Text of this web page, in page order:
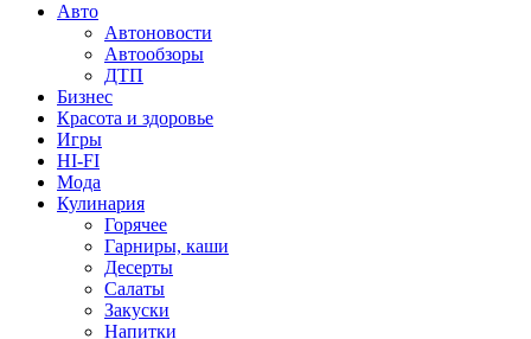
Авто
Автоновости
Автообзоры
ДТП
Бизнес
Красота и здоровье
Игры
HI-FI
Мода
Кулинария
Горячее
Гарниры, каши
Десерты
Салаты
Закуски
Напитки